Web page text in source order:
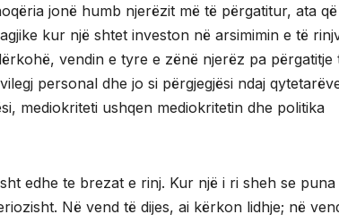
jonë humb njerëzit më të përgatitur, ata që
kur një shtet investon në arsimimin e të
vendin e tyre e zënë njerëz pa përgatitje
personal dhe jo si përgjegjësi ndaj
mediokriteti ushqen mediokritetin dhe politika
edhe te brezat e rinj. Kur një i ri sheh se puna
Në vend të dijes, ai kërkon lidhje; në